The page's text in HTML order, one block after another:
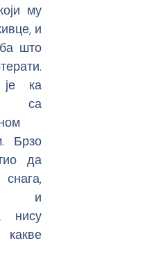
му
и
што
је ка
са
Брзо
да
и
нису